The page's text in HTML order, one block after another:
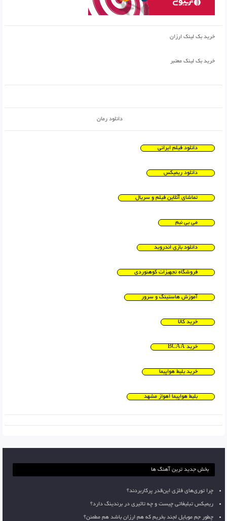
خرید بک لینک ارزان
خرید بک لینک معتبر
دانلود رمان
دانلود فیلم ایرانی
دانلود ریمیکس
تماشای آنلاین فیلم و سریال
می بی نیم
دانلود بازی اندروید
فروشگاه تجهیزات کوهنوردی
آموزش هاستینگ و سرور
خرید کالا
خرید BCAA
خرید بلیط هواپیما
بلیط هواپیما اهواز مشهد
بخش جدید ترین آهنگ ها
چرا توری‌های فلزی این‌قدر پرکاربردند؟
ریمیکس تبلیغاتی چیست و چه تاثیری در برندینگ دارد؟
چطور جم موبایل لجند بخریم که هم ارزان باشد هم مطمئن؟